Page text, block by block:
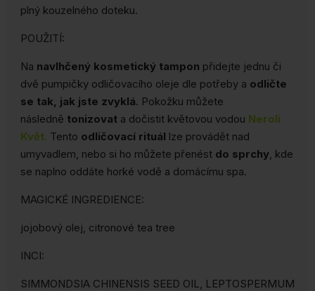
plný kouzelného doteku.
POUŽITÍ:
Na navlhčený kosmetický tampon přidejte jednu či
dvě pumpičky odličovacího oleje dle potřeby a odličte
se tak, jak jste zvyklá. Pokožku můžete
následně tonizovata dočistit květovou vodou Neroli
Květ. Tento odličovací rituál lze provádět nad
umyvadlem, nebo si ho můžete přenést do sprchy, kde
se naplno oddáte horké vodě a domácímu spa.
MAGICKÉ INGREDIENCE:
jojobový olej, citronové tea tree
INCI:
SIMMONDSIA CHINENSIS SEED OIL, LEPTOSPERMUM